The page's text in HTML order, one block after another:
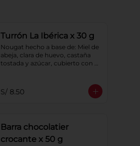
Turrón La Ibérica x 30 g
Nougat hecho a base de: Miel de
abeja, clara de huevo, castaña
tostada y azúcar, cubierto con
S/ 8.50
Barra chocolatier
crocante x 50 g